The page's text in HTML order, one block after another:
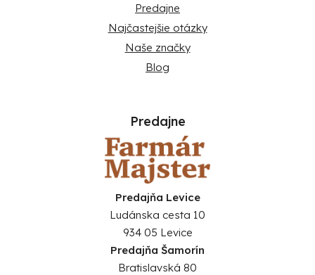
Predajne
Najčastejšie otázky
Naše značky
Blog
Predajne
Predajňa Levice
Ludánska cesta 10
934 05 Levice
Predajňa Šamorín
Bratislavská 80